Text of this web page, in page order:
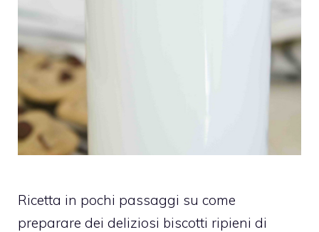
Ricetta in pochi passaggi su come
preparare dei deliziosi biscotti ripieni di